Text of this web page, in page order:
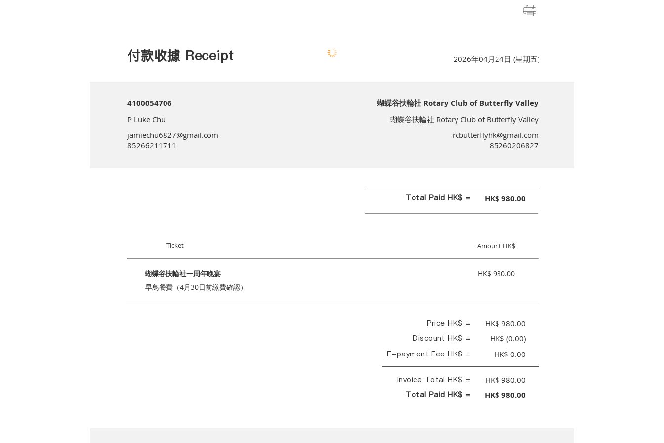
付款收據 Receipt 2026年04月24日 (星期五)
4100054706
P Luke Chu
jamiechu6827@gmail.com
85266211711
蝴蝶谷扶輪社 Rotary Club of Butterfly Valley
蝴蝶谷扶輪社 Rotary Club of Butterfly Valley
rcbutterflyhk@gmail.com
85260206827
Total Paid HK$ = HK$ 980.00
Ticket Amount HK$
蝴蝶谷扶輪社一周年晚宴
HK$ 980.00
早鳥餐費（4月30日前繳費確認）
Price HK$ = HK$ 980.00
Discount HK$ = HK$ (0.00)
E-payment Fee HK$ = HK$ 0.00
Invoice Total HK$ = HK$ 980.00
Total Paid HK$ = HK$ 980.00